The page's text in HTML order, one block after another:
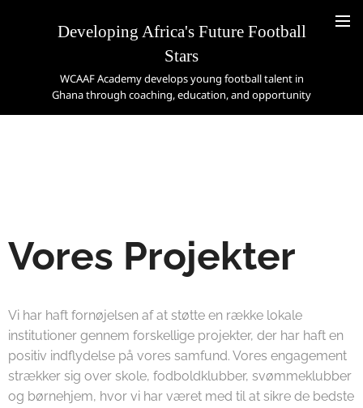
Developing Africa's Future Football
Stars
WCAAF Academy develops young football talent in
Ghana through coaching, education, and opportunity
Vores Projekter
Vi har haft fornøjelsen af at støtte en række lokale
institutioner gennem forskellige projekter, der har haft en
positiv indflydelse på vores samfund. Vores engagement
strækker sig over skole, fodboldklubber, svømmeklubber
og børnehjem, hvor vi har været med til at sikre de bedste